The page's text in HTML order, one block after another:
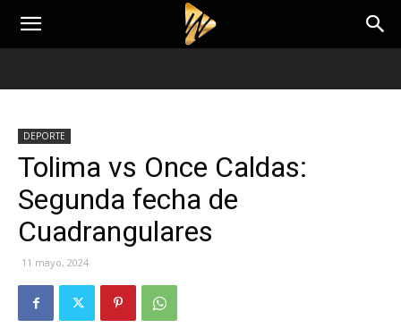
DEPORTE
Tolima vs Once Caldas:
Segunda fecha de
Cuadrangulares
11 mayo, 2024